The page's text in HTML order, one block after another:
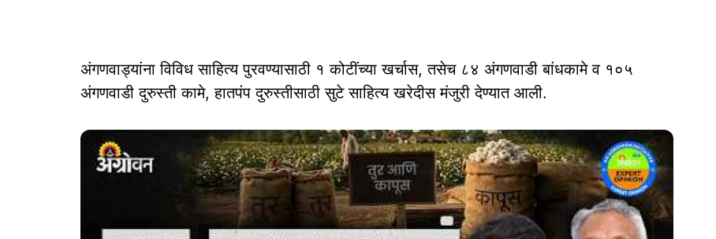
अंगणवाड्यांना विविध साहित्य पुरवण्यासाठी १ कोटींच्या खर्चास, तसेच ८४ अंगणवाडी बांधकामे व १०५
अंगणवाडी दुरुस्ती कामे, हातपंप दुरुस्तीसाठी सुटे साहित्य खरेदीस मंजुरी देण्यात आली.